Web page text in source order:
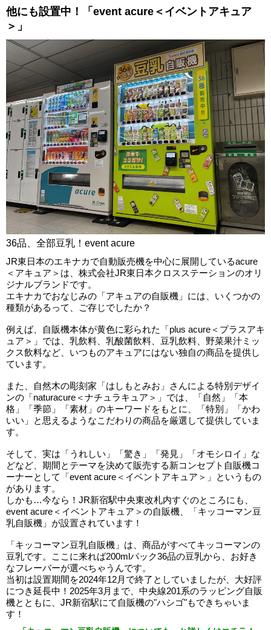
他にも設置中！「event acure＜イベントアキュア
＞」
36品、全部豆乳！event acure
JR東日本のエキナカで自動販売機を中心に展開しているacure
＜アキュア＞は、株式会社JR東日本クロスステーションのオリ
ジナルブランドです。
エキナカでおなじみの「アキュアの自販機」には、いくつかの
種類があるって、ご存じでしたか？
例えば、自販機本体が黄色に彩られた「plus acure＜プラスアキ
ュア＞」では、乳飲料、乳酸菌飲料、豆乳飲料、野菜果汁ミッ
クス飲料など、いつものアキュアにはない独自の商品を提供し
ています。
また、自然木の彫刻家「はしもとみお」さんによる特別デザイ
ンの「naturacure＜ナチュラキュア＞」では、「自然」「本
格」「季節」「素材」のキーワードをもとに、「特別」「かわ
いい」と思えるようなこだわりの商品を厳選して提供していま
す。
そして、実は「うれしい」「驚き」「発見」「オモシロイ」な
どなど、期間とテーマを決めて販売する新コンセプト自販機コ
ーナーとして「event acure＜イベントアキュア＞」というもの
があります。
しかも…今なら！JR新宿駅中央東改札内すぐのところにも、
event acure＜イベントアキュア＞の自販機、「キッコーマン豆
乳自販機」が設置されています！
「キッコーマン豆乳自販機」は、商品がすべてキッコーマンの
豆乳です。ここに来れば200mlパック36品の豆乳から、お好き
なフレーバーが選べちゃうんです。
当初は設置期間を2024年12月で終了としていましたが、大好評
につき延長中！2025年3月まで、中央線201系のラッピング自販
機とともに、JR新宿駅にて自販機の"ハシゴ"もできちゃいま
す！